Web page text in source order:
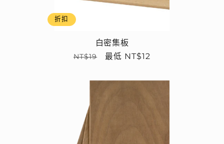
折扣
白密集板
定
NT$19
售
最低 NT$12